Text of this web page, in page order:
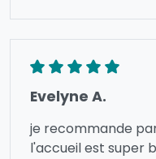
Evelyne A.
je recommande
l'accueil est super